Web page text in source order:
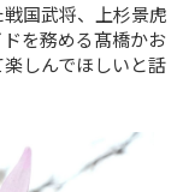
国武将、上杉景虎
を務める髙橋かお
しんでほしいと話